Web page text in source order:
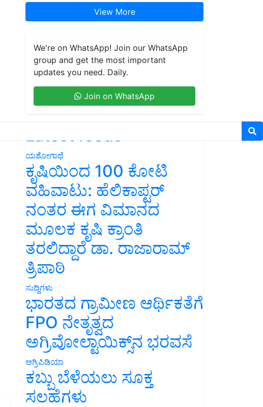
View More
We're on WhatsApp! Join our WhatsApp
group and get the most important
updates you need. Daily.
Join on WhatsApp
Latest feeds
ಯಶೋಗಾಥೆ
ಕೃಷಿಯಿಂದ 100 ಕೋಟಿ
ವಹಿವಾಟು: ಹೆಲಿಕಾಪ್ಟರ್
ನಂತರ ಈಗ ವಿಮಾನದ
ಮೂಲಕ ಕೃಷಿ ಕ್ರಾಂತಿ
ತರಲಿದ್ದಾರೆ ಡಾ. ರಾಜಾರಾಮ್
ತ್ರಿಪಾಠಿ
ಸುದ್ದಿಗಳು
ಭಾರತದ ಗ್ರಾಮೀಣ ಆರ್ಥಿಕತೆಗೆ
FPO ನೇತೃತ್ವದ
ಅಗ್ರಿವೋಲ್ಟಾಯಿಕ್ಸ್‌ನ ಭರವಸೆ
ಅಗ್ರಿಪಿಡಿಯಾ
ಕಬ್ಬು ಬೆಳೆಯಲು ಸೂಕ್ತ
ಸಲಹೆಗಳು